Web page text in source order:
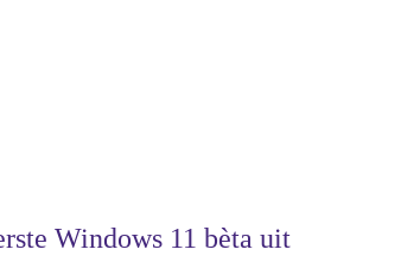
Windows 11 bèta uit